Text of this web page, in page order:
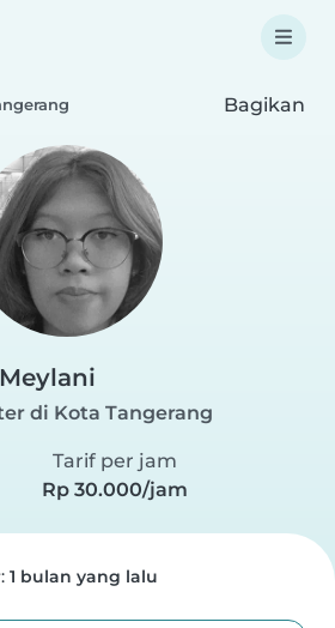
Bagikan
Meylani
di Kota Tangerang
Tarif per jam
Rp 30.000/jam
1 bulan yang lalu